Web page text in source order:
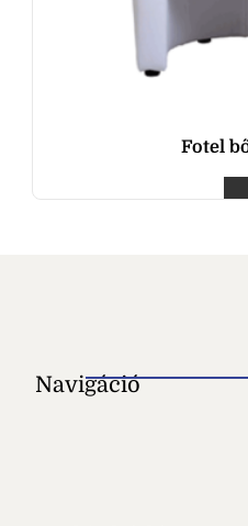
Fotel
Navigáció